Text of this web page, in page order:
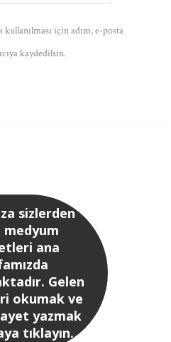
için adım, e-posta
kaydedilsin.
sizlerden
medyum
ana
Gelen
okumak ve
yazmak
tıklayın.